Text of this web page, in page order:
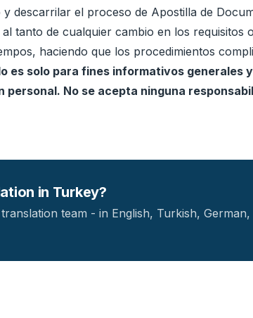
descarrilar el proceso de Apostilla de
tanto de cualquier cambio en los
haciendo que los procedimientos
es solo para fines informativos generales
No se acepta ninguna
in Turkey?
team - in English, Turkish,